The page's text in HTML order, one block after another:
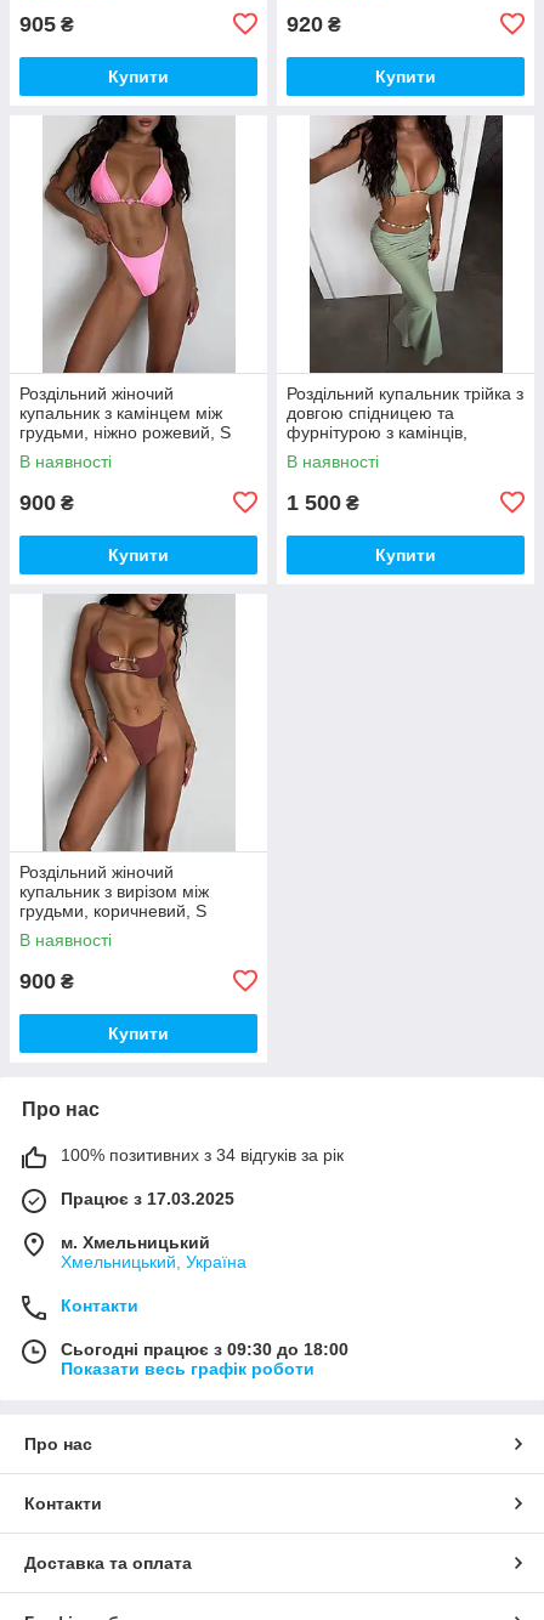
905 ₴
Купити
920 ₴
Купити
Роздільний жіночий
купальник з камінцем між
грудьми, ніжно рожевий, S
В наявності
900 ₴
Купити
Роздільний купальник трійка з
довгою спідницею та
фурнітурою з камінців,
фісташка, S
В наявності
1 500 ₴
Купити
Роздільний жіночий
купальник з вирізом між
грудьми, коричневий, S
В наявності
900 ₴
Купити
Про нас
100% позитивних з 34 відгуків за рік
Працює з 17.03.2025
м. Хмельницький
Хмельницький, Україна
Контакти
Сьогодні працює з 09:30 до 18:00
Показати весь графік роботи
Про нас
Контакти
Доставка та оплата